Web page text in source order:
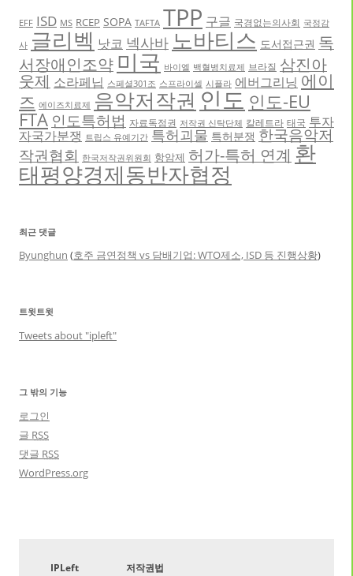
EFF ISD MS RCEP SOPA TAFTA TPP 구글 국경없는의사회 국정감
사 글리벡 낫코 넥사바 노바티스 도서접근권 독
서장애인조약 미국 바이엘 백혈병치료제 브라질 삼진아
웃제 소라페닙 스페셜301조 스프라이셀 시플라 에버그리닝 에이
즈 에이즈치료제 음악저작권 인도 인도-EU
FTA 인도특허법 자료독점권 저작권 신탁단체 칼레트라 태국 투자
자국가분쟁 트립스 유예기간 특허괴물 특허분쟁 한국음악저
작권협회 한국저작권위원회 항암제 허가-특허 연계 환
태평양경제동반자협정
최근 댓글
Byunghun (호주 금연정책 vs 담배기업: WTO제소, ISD 등 진행상황)
트윗트윗
Tweets about "ipleft"
그 밖의 기능
로그인
글 RSS
댓글 RSS
WordPress.org
IPLeft 저작권법